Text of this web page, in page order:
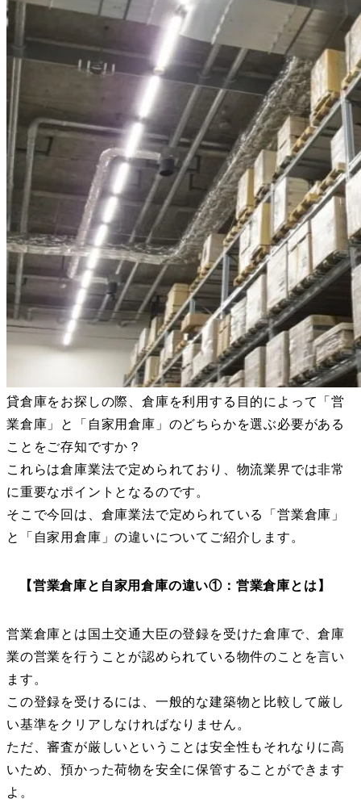
貸倉庫をお探しの際、倉庫を利用する目的によって「営
業倉庫」と「自家用倉庫」のどちらかを選ぶ必要がある
ことをご存知ですか？
これらは倉庫業法で定められており、物流業界では非常
に重要なポイントとなるのです。
そこで今回は、倉庫業法で定められている「営業倉庫」
と「自家用倉庫」の違いについてご紹介します。
【営業倉庫と自家用倉庫の違い①：営業倉庫とは】
営業倉庫とは国土交通大臣の登録を受けた倉庫で、倉庫
業の営業を行うことが認められている物件のことを言い
ます。
この登録を受けるには、一般的な建築物と比較して厳し
い基準をクリアしなければなりません。
ただ、審査が厳しいということは安全性もそれなりに高
いため、預かった荷物を安全に保管することができます
よ。